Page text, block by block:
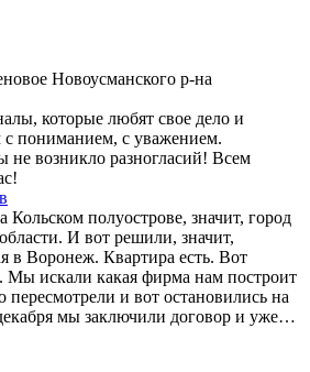
Новоусманского р-на
которые любят свое дело и
с пониманием, с уважением.
не возникло разногласий! Всем
полуострове, значит, город
И вот решили, значит,
в Воронеж. Квартира есть. Вот
Мы искали какая фирма нам построит
пересмотрели и вот остановились на
мы заключили договор и уже…